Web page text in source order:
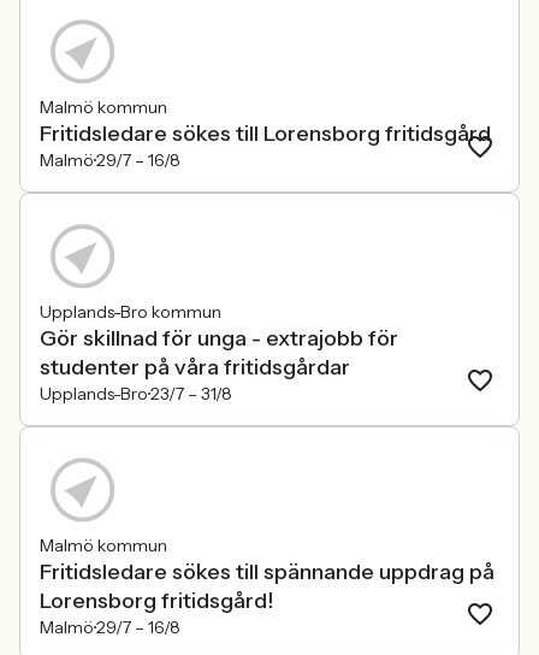
Malmö kommun
Fritidsledare sökes till Lorensborg fritidsgård
Malmö29/7 – 16/8
Upplands-Bro kommun
Gör skillnad för unga - extrajobb för
studenter på våra fritidsgårdar
Upplands-Bro23/7 – 31/8
Malmö kommun
Fritidsledare sökes till spännande uppdrag på
Lorensborg fritidsgård!
Malmö29/7 – 16/8